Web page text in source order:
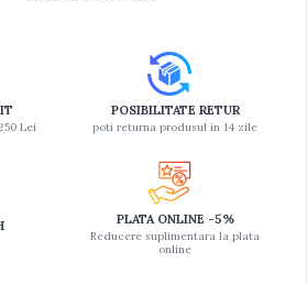
activitati
Lei
POSIBILITATE RETUR
poti returna produsul in 14 zile
PLATA ONLINE -5%
Reducere suplimentara la plata
online